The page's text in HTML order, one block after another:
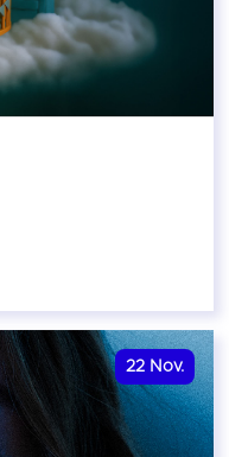
22 Nov.